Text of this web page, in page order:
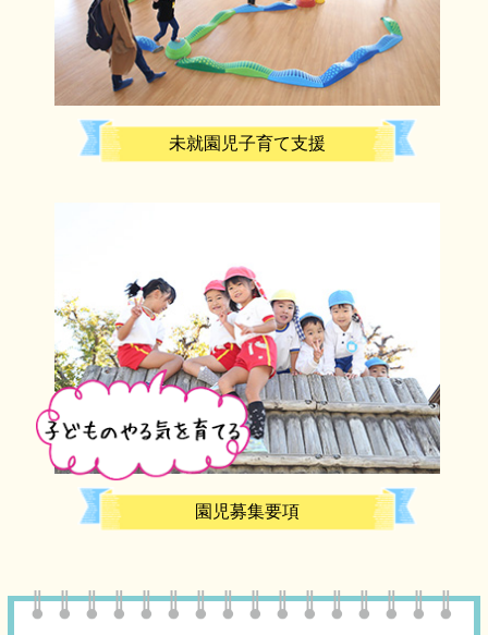
未就園児子育て支援
園児募集要項